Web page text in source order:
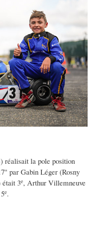
réalisait la pole position
par Gabin Léger (Rosny
3e, Arthur Villemneuve
e.